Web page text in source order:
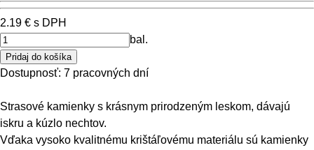
2.19 € s DPH
bal.
Dostupnosť: 7 pracovných dní
Strasové kamienky s krásnym prirodzeným leskom, dávajú
iskru a kúzlo nechtov.
Vďaka vysoko kvalitnému krištáľovému materiálu sú kamienky